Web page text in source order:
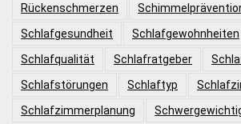
Rückenschmerzen
Schlafgesundheit
Schlafgewohnheiten
Schlafqualität
Schlafratgeber
Schlafstörungen
Schlaftyp
Schlafzimmerplanung